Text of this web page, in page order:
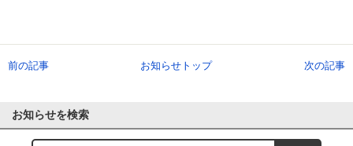
前の記事 お知らせトップ 次の記事
お知らせを検索